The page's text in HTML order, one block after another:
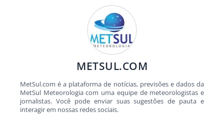
METSUL.COM
MetSul.com é a plataforma de notícias, previsões e dados da
MetSul Meteorologia com uma equipe de meteorologistas e
jornalistas. Você pode enviar suas sugestões de pauta e
interagir em nossas redes sociais.